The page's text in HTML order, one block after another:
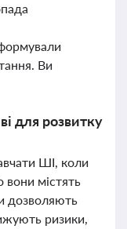
Ви
для розвитку
ШІ, коли
вони містять
дозволяють
ризики,